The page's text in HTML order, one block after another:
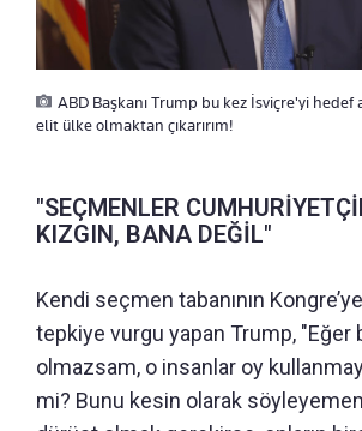
ABD Başkanı Trump bu kez İsviçre'yi hedef
elit ülke olmaktan çıkarırım!
"SEÇMENLER
KIZGIN, BANA DEĞİL"
Kendi seçmen tabanının
tepkiye vurgu yapan Trump, "Eğer
olmazsam, o insanlar oy
mi? Bunu kesin olarak